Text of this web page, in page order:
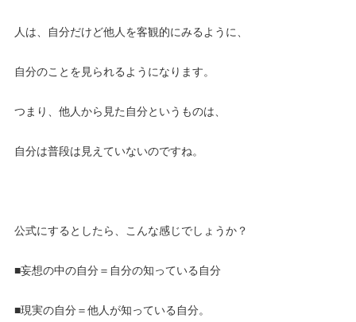
人は、自分だけど他人を客観的にみるように、
自分のことを見られるようになります。
つまり、他人から見た自分というものは、
自分は普段は見えていないのですね。
公式にするとしたら、こんな感じでしょうか？
■妄想の中の自分＝自分の知っている自分
■現実の自分＝他人が知っている自分。